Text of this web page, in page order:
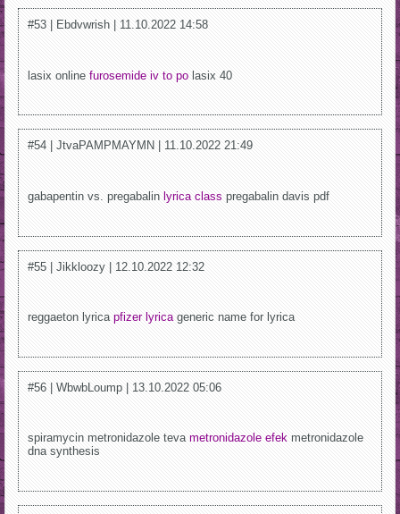
#53 | Ebdvwrish | 11.10.2022 14:58
lasix online furosemide iv to po lasix 40
#54 | JtvaPAMPMAYMN | 11.10.2022 21:49
gabapentin vs. pregabalin lyrica class pregabalin davis pdf
#55 | Jikkloozy | 12.10.2022 12:32
reggaeton lyrica pfizer lyricageneric name for lyrica
#56 | WbwbLoump | 13.10.2022 05:06
spiramycin metronidazole teva metronidazole efek metronidazole
dna synthesis